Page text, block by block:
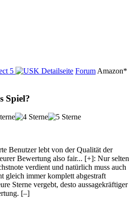
5
Detailseite Forum Amazon*
Spiel?
Benutzer lebt von der Qualität der
Bewertung also fair... [+]: Nur selten
verdient und natürlich muss auch
gleich immer komplett abgestraft
Sterne vergebt, desto aussagekräftiger
[–]